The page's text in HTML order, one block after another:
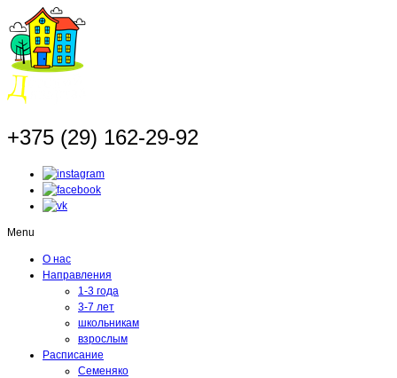
+375 (29) 162-29-92
Menu
О нас
Направления
1-3 года
3-7 лет
школьникам
взрослым
Расписание
Семеняко